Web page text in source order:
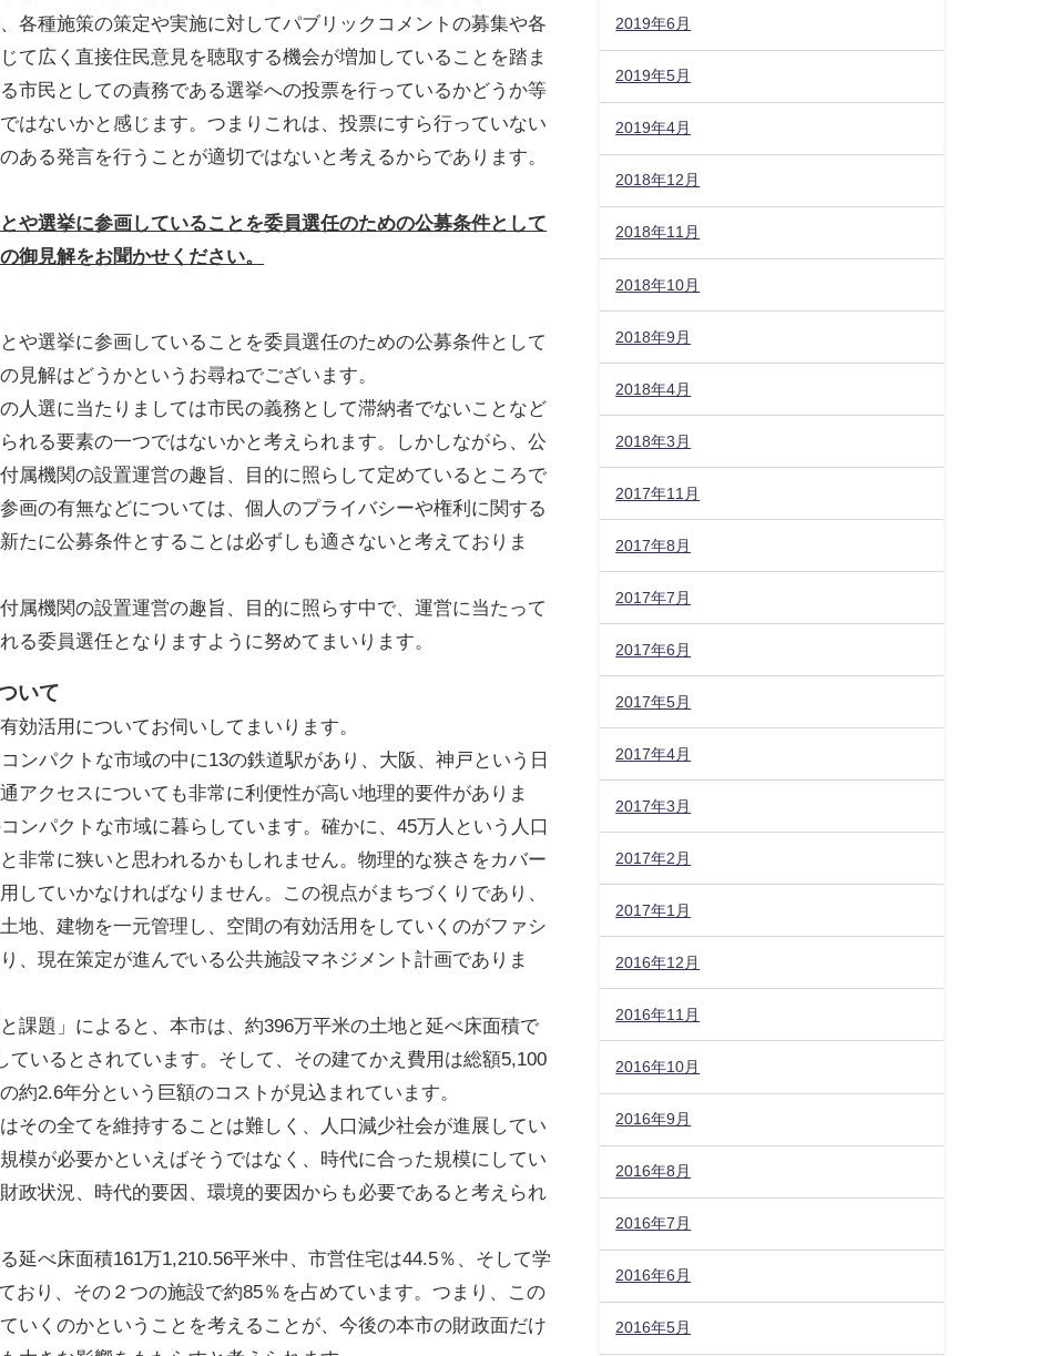
各種施策の策定や実施に対してパブリックコメントの募集や各
て広く直接住民意見を聴取する機会が増加していることを踏ま
市民としての責務である選挙への投票を行っているかどうか等
はないかと感じます。つまりこれは、投票にすら行っていない
ある発言を行うことが適切ではないと考えるからであります。
や選挙に参画していることを委員選任のための公募条件として
御見解をお聞かせください。
や選挙に参画していることを委員選任のための公募条件として
見解はどうかというお尋ねでございます。
人選に当たりましては市民の義務として滞納者でないことなど
れる要素の一つではないかと考えられます。しかしながら、公
属機関の設置運営の趣旨、目的に照らして定めているところで
画の有無などについては、個人のプライバシーや権利に関する
たに公募条件とすることは必ずしも適さないと考えておりま
属機関の設置運営の趣旨、目的に照らす中で、運営に当たって
る委員選任となりますように努めてまいります。
いて
効活用についてお伺いしてまいります。
ンパクトな市域の中に13の鉄道駅があり、大阪、神戸という日
アクセスについても非常に利便性が高い地理的要件がありま
ンパクトな市域に暮らしています。確かに、45万人という人口
非常に狭いと思われるかもしれません。物理的な狭さをカバー
していかなければなりません。この視点がまちづくりであり、
地、建物を一元管理し、空間の有効活用をしていくのがファシ
、現在策定が進んでいる公共施設マネジメント計画でありま
課題」によると、本市は、約396万平米の土地と延べ床面積で
ているとされています。そして、その建てかえ費用は総額5,100
約2.6年分という巨額のコストが見込まれています。
その全てを維持することは難しく、人口減少社会が進展してい
模が必要かといえばそうではなく、時代に合った規模にしてい
政状況、時代的要因、環境的要因からも必要であると考えられ
延べ床面積161万1,210.56平米中、市営住宅は44.5％、そして学
おり、その２つの施設で約85％を占めています。つまり、この
いくのかということを考えることが、今後の本市の財政面だけ
2019年6月
2019年5月
2019年4月
2018年12月
2018年11月
2018年10月
2018年9月
2018年4月
2018年3月
2017年11月
2017年8月
2017年7月
2017年6月
2017年5月
2017年4月
2017年3月
2017年2月
2017年1月
2016年12月
2016年11月
2016年10月
2016年9月
2016年8月
2016年7月
2016年6月
2016年5月